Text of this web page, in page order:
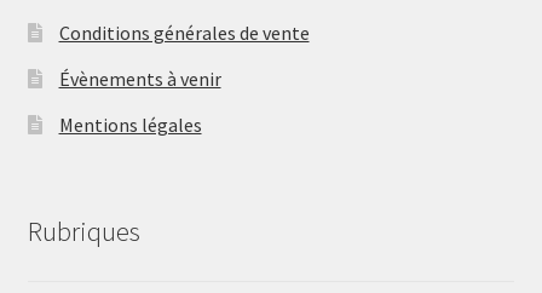
Conditions générales de vente
Évènements à venir
Mentions légales
Rubriques